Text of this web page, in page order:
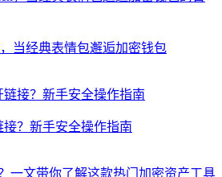
，当经典表情包邂逅加密钱包
？新手安全操作指南